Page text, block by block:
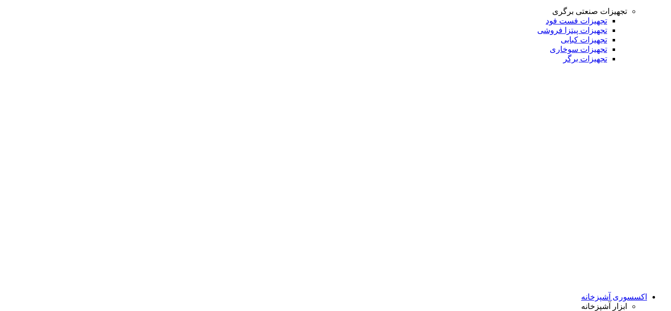
تجهیزات صنعتی برگری
تجهیزات فست فود
تجهیزات پیتزا فروشی
تجهیزات کبابی
تجهیزات سوخاری
تجهیزات برگر
اکسسوری آشپزخانه
ابزار آشپزخانه